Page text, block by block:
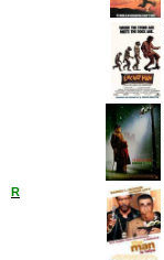
R